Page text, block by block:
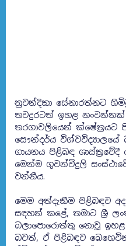
නුවන්දිකා සේනාරත්නට
තවදුරටත් ඉහළ නංවන්නක්
තරගාවලියෙන් ක්ෂේත්‍රයට
සෞන්දර්ය විශ්වවිද්‍යාලයේ
ගායනය පිළිබඳ
මෙන්ම ගුවන්විදුලි
වන්නීය.
මෙම අත්දැකීම පිළිබඳව
සඳහන් කළේ, තමාට ශ්‍රී
බලාපොරොත්තු නොවූ ඉහළ
බවත්, ඒ පිළිබඳව